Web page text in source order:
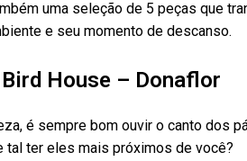
uma seleção de 5 peças que
e seu momento de descanso.
House – Donaflor
é sempre bom ouvir o canto dos
tal ter eles mais próximos de você?